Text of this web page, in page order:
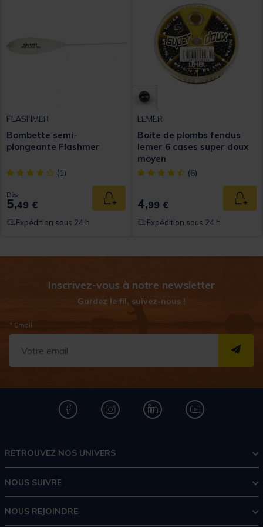
FLASHMER
Bombette semi-
plongeante Flashmer
[object Object] out of 5 Customer Rating
(1)
Dès
5,49 € Ajouter au panier
Expédition sous 24 h
LEMER
Boite de plombs fendus
lemer 6 cases super doux
moyen
[object Object] out of 5
(6)
4,99 €
Expédition sous 24 h
Inscrivez-vous à notre newsletter
Gardez le fil, suivez-nous !
* Email
RETROUVEZ NOS UNIVERS
NOUS SUIVRE
NOUS REJOINDRE